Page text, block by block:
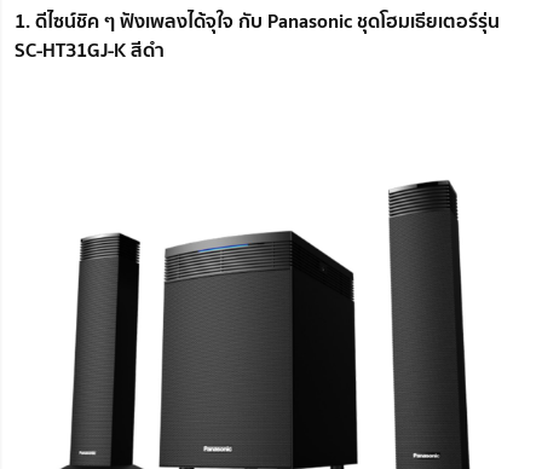
1. ดีไซน์ชิค ๆ ฟังเพลงได้จุใจ กับ Panasonic ชุดโฮมเธียเตอร์รุ่น
SC-HT31GJ-K สีดำ